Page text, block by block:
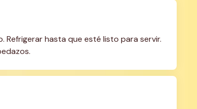
Refrigerar hasta que esté listo para servir.